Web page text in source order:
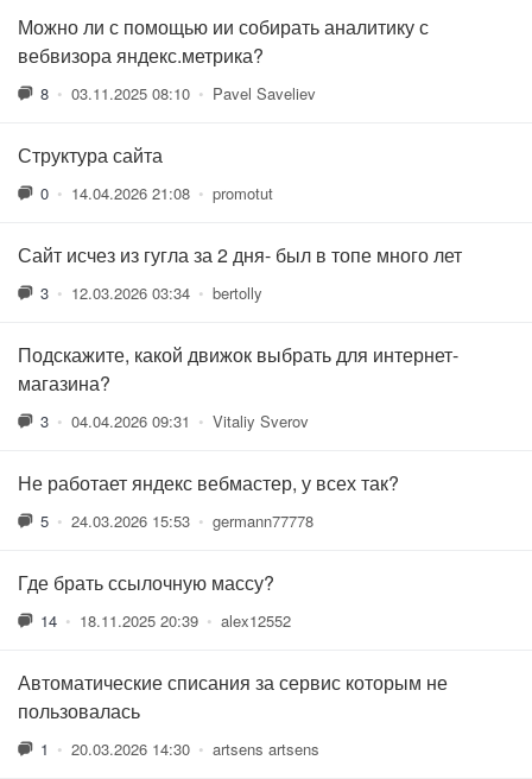
Можно ли с помощью ии собирать аналитику с
вебвизора яндекс.метрика?
8 • 03.11.2025 08:10 • Pavel Saveliev
Структура сайта
0 • 14.04.2026 21:08 • promotut
Сайт исчез из гугла за 2 дня- был в топе много лет
3 • 12.03.2026 03:34 • bertolly
Подскажите, какой движок выбрать для интернет-
магазина?
3 • 04.04.2026 09:31 • Vitaliy Sverov
Не работает яндекс вебмастер, у всех так?
5 • 24.03.2026 15:53 • germann77778
Где брать ссылочную массу?
14 • 18.11.2025 20:39 • alex12552
Автоматические списания за сервис которым не
пользовалась
1 • 20.03.2026 14:30 • artsens artsens